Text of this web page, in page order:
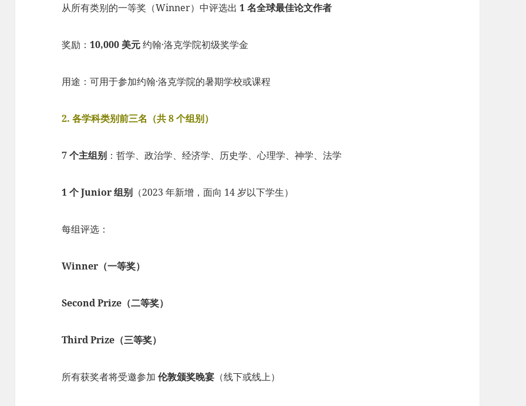
从所有类别的一等奖（Winner）中评选出1 名全球最佳论文作者
奖励：10,000 美元约翰·洛克学院初级奖学金
用途：可用于参加约翰·洛克学院的暑期学校或课程
2. 各学科类别前三名（共 8 个组别）
7 个主组别 ：哲学、政治学、经济学、历史学、心理学、神学、法学
1 个 Junior 组别 （2023 年新增，面向 14 岁以下学生）
每组评选：
Winner（一等奖）
Second Prize（二等奖）
Third Prize（三等奖）
所有获奖者将受邀参加伦敦颁奖晚宴 （线下或线上）